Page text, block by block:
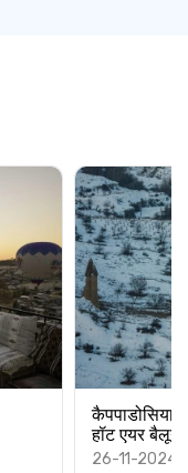
कैपपाडोसिया
हॉट एयर बैलून
26-11-2024